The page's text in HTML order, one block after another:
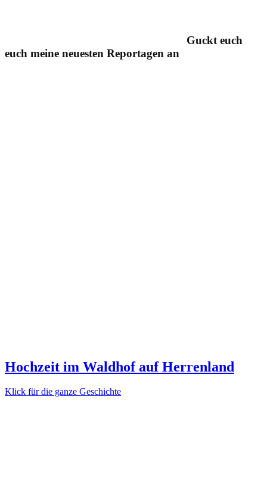
Guckt euch
euch meine neuesten Reportagen an
Hochzeit im Waldhof auf Herrenland
Klick für die ganze Geschichte